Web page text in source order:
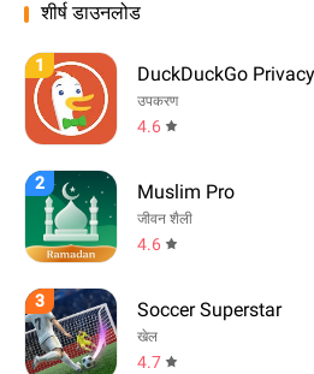
शीर्ष डाउनलोड
1 DuckDuckGo
उपकरण
4.6
2 Muslim Pro
जीवन शैली
4.6
3 Soccer Superstar
खेल
4.7